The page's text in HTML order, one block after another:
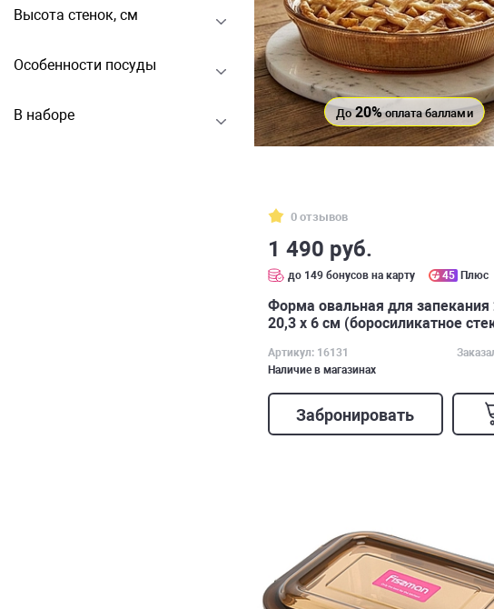
Высота стенок, см
Особенности посуды
В наборе До20%оплата баллами
0 отзывов
1 490 руб.
до 149 бонусов на карту 45 Плюс
Форма овальная для запекания
20,3 x 6 см (боросиликатное
Артикул: 16131
Наличие в магазинах
Забронировать